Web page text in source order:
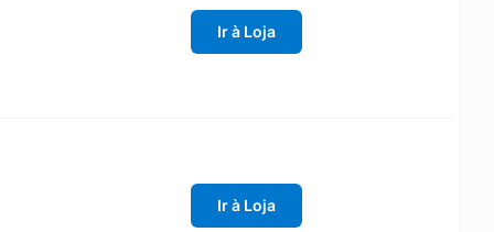
Ir à Loja
Ir à Loja